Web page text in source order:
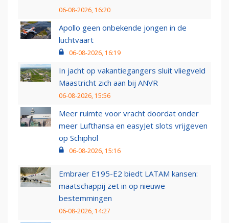
06-08-2026, 16:20
Apollo geen onbekende jongen in de
luchtvaart
06-08-2026, 16:19
In jacht op vakantiegangers sluit vliegveld
Maastricht zich aan bij ANVR
06-08-2026, 15:56
Meer ruimte voor vracht doordat onder
meer Lufthansa en easyJet slots vrijgeven
op Schiphol
06-08-2026, 15:16
Embraer E195-E2 biedt LATAM kansen:
maatschappij zet in op nieuwe
bestemmingen
06-08-2026, 14:27